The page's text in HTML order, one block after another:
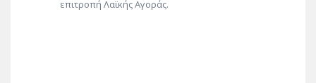
επιτροπή Λαϊκής Αγοράς.